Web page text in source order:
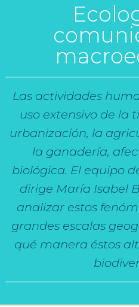
Las actividades
uso extensivo de la
urbanización, la
la ganadería,
biológica. El equipo
dirige María Isabel
analizar estos
grandes escalas
qué manera éstos